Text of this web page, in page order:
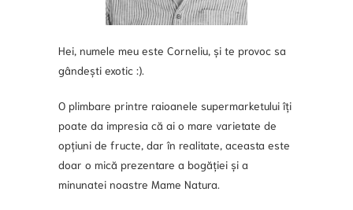
Hei, numele meu este Corneliu, și te provoc sa
gândești exotic :).
O plimbare printre raioanele supermarketului îți
poate da impresia că ai o mare varietate de
opțiuni de fructe, dar în realitate, aceasta este
doar o mică prezentare a bogăției și a
minunatei noastre Mame Natura.